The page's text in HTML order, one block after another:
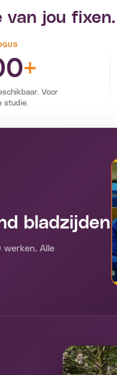
van jou fixen.
+
Voor
studie.
bladzijden
werken. Alle